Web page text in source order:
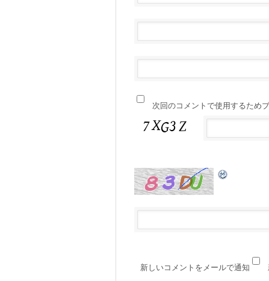
次回のコメントで使用するため
新しいコメントをメールで通知